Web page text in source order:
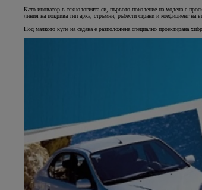
Като иноватор в технологията си, първото поколение на модела е
линия на покрива тип арка, стръмни, ръбести страни и коефициент на
Под малкото купе на седана е разположена специално проектирана